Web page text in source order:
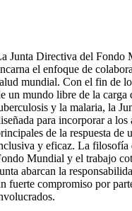
Junta Directiva del Fondo
el enfoque de
mundial. Con el fin de
un mundo libre de la
y la malaria, la
para incorporar a los
de la respuesta de
y eficaz. La filosofía
Mundial y el trabajo
abarcan la
fuerte compromiso por